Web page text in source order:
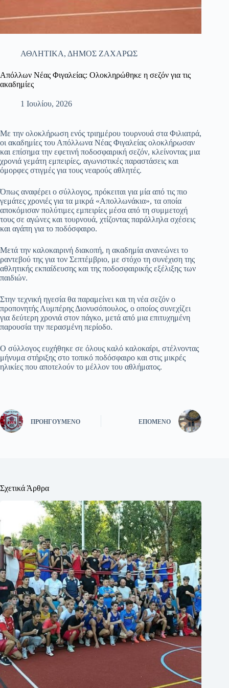
ΑΘΛΗΤΙΚΑ, ΔΗΜΟΣ ΖΑΧΑΡΩΣ
Απόλλων Νέας Φιγαλείας: Ολοκληρώθηκε η σεζόν για τις
ακαδημίες
1 Ιουλίου, 2026
Με την ολοκλήρωση ενός τριημέρου τουρνουά στα Φιλιατρά,
οι ακαδημίες του Απόλλωνα Νέας Φιγαλείας ολοκλήρωσαν
και επίσημα την εφετινή ποδοσφαιρική σεζόν, κλείνοντας μια
χρονιά γεμάτη εμπειρίες, αγωνιστικές παραστάσεις και
όμορφες στιγμές για τους νεαρούς αθλητές.
Όπως αναφέρει ο σύλλογος, πρόκειται για μία από τις πιο
γεμάτες χρονιές για τα μικρά «Απολλωνάκια», τα οποία
αποκόμισαν πολύτιμες εμπειρίες μέσα από τη συμμετοχή
τους σε αγώνες και τουρνουά, χτίζοντας παράλληλα σχέσεις
και αγάπη για το ποδόσφαιρο.
Μετά την καλοκαιρινή διακοπή, η ακαδημία ανανεώνει το
ραντεβού της για τον Σεπτέμβριο, με στόχο τη συνέχιση της
αθλητικής εκπαίδευσης και της ποδοσφαιρικής εξέλιξης των
παιδιών.
Στην τεχνική ηγεσία θα παραμείνει και τη νέα σεζόν ο
προπονητής Λυμπέρης Διονυσόπουλος, ο οποίος συνεχίζει
για δεύτερη χρονιά στον πάγκο, μετά από μια επιτυχημένη
παρουσία την περασμένη περίοδο.
Ο σύλλογος ευχήθηκε σε όλους καλό καλοκαίρι, στέλνοντας
μήνυμα στήριξης στο τοπικό ποδόσφαιρο και στις μικρές
ηλικίες που αποτελούν το μέλλον του αθλήματος.
ΠΡΟΗΓΟΎΜΕΝΟ ΕΠΌΜΕΝΟ
Σχετικά Άρθρα